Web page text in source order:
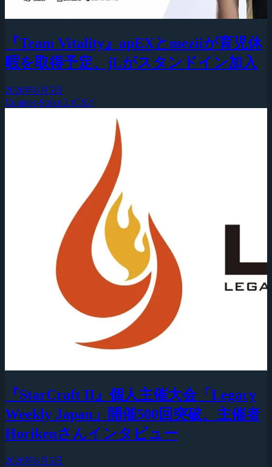
『Team Vitality』apEXとmeziiが育児休
暇を取得予定、jLがスタンドイン加入
2026年8月5日
Counter-Strike 2 (CS2)
『StarCraft II』個人主催大会「Legacy
Weekly Japan」開催500回突破、主催者
Horikenさんインタビュー
2026年8月5日